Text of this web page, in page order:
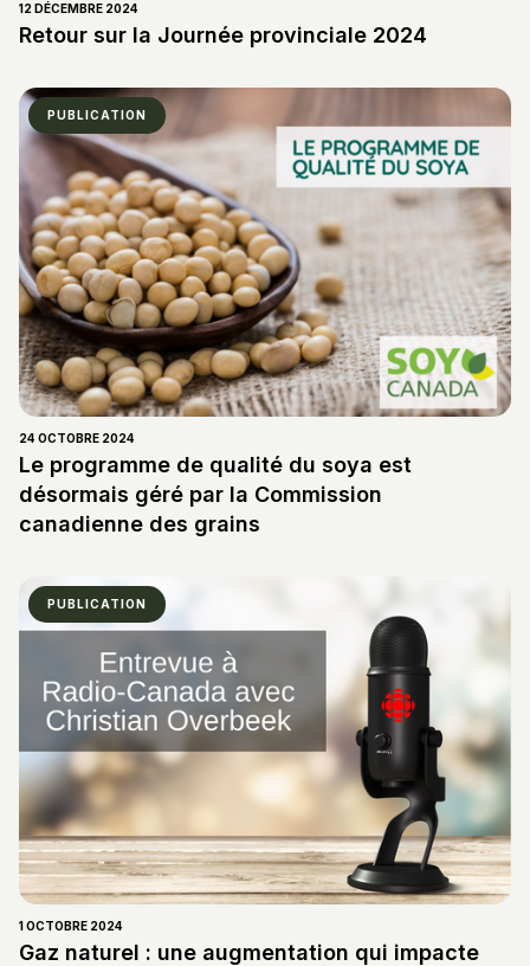
12 DÉCEMBRE 2024
Retour sur la Journée provinciale 2024
PUBLICATION
24 OCTOBRE 2024
Le programme de qualité du soya est
désormais géré par la Commission
canadienne des grains
PUBLICATION
1 OCTOBRE 2024
Gaz naturel : une augmentation qui impacte